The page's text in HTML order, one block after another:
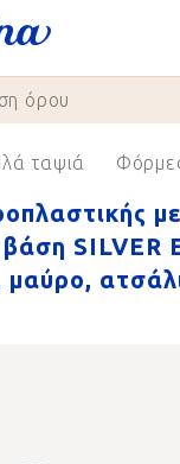
ταψιά
με
SILVER
μαύρο,